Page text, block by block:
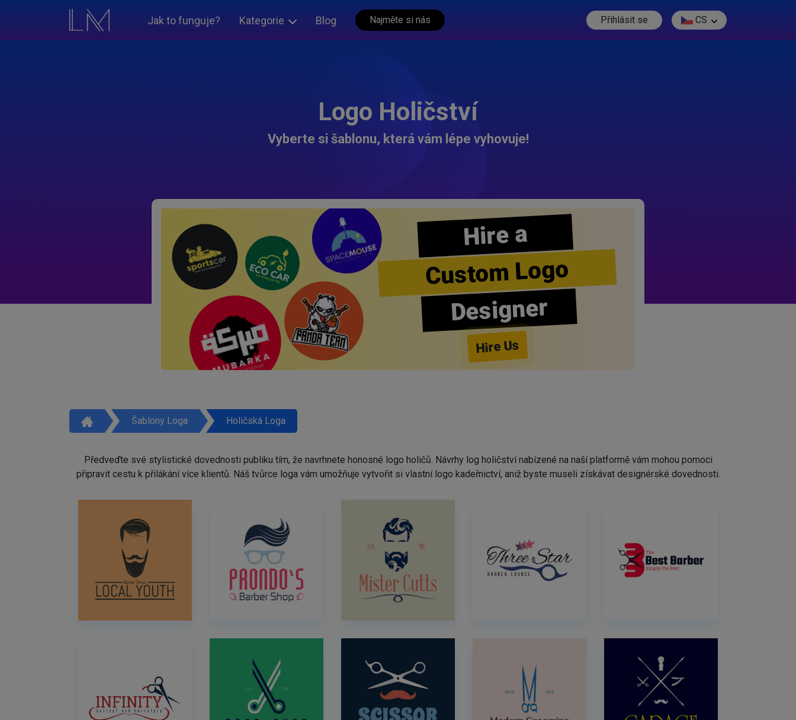
Jak to funguje? Kategorie Blog Najměte si nás Přihlásit se CS
Logo Holičství
Vyberte si šablonu, která vám lépe vyhovuje!
Hire a
Custom Logo
Designer
Hire Us
Šablony Loga Holičská Loga
Předveďte své stylistické dovednosti publiku tím, že navrhnete honosné logo holičů. Návrhy log holičství nabízené na naší platformě vám mohou pomoci
připravit cestu k přilákání více klientů. Náš tvůrce loga vám umožňuje vytvořit si vlastní logo kadeřnictví, aniž byste museli získávat designérské dovednosti.